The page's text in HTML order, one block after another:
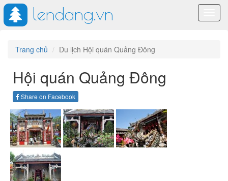
lendang.vn
Trang chủ Du lịch Hội quán Quảng Đông
Hội quán Quảng Đông
Share on Facebook